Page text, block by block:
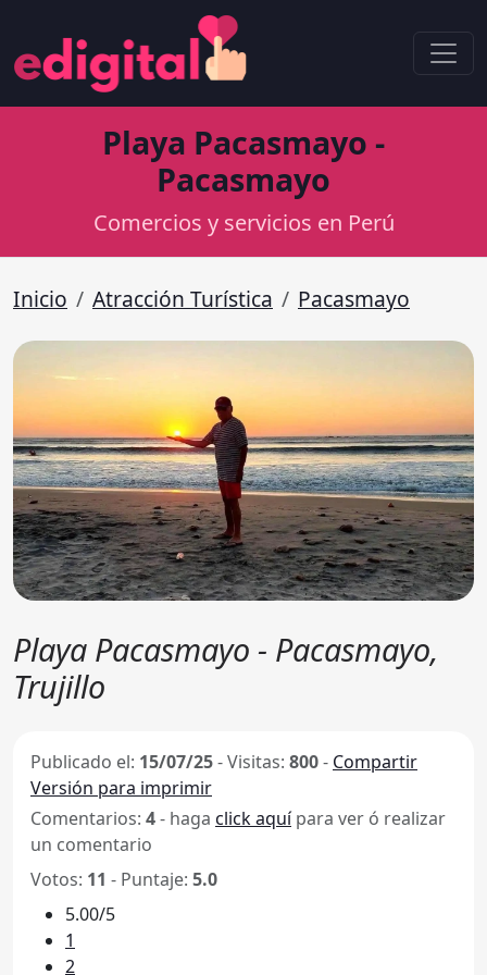
Playa Pacasmayo -
Pacasmayo
Comercios y servicios en Perú
Inicio Atracción Turística Pacasmayo
Playa Pacasmayo - Pacasmayo,
Trujillo
Publicado el: 15/07/25-Visitas: 800- Compartir
Versión para imprimir
Comentarios: 4- haga click aquípara ver ó realizar
un comentario
Votos: 11 - Puntaje: 5.0
5.00/5
1
2